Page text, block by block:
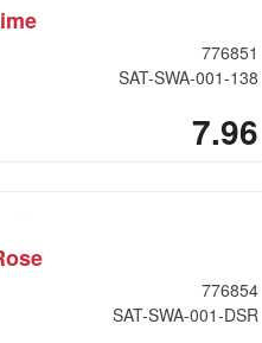
776851
SAT-SWA-001-138
7.96
776854
SAT-SWA-001-DSR